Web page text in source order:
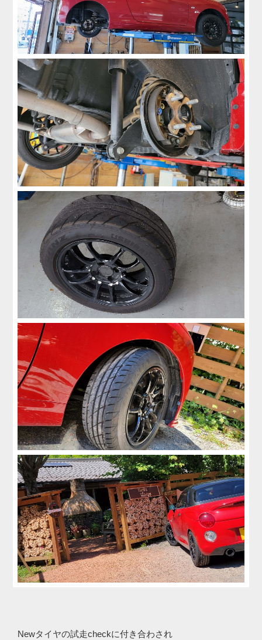
Newタイヤの試走checkに付き合わされ